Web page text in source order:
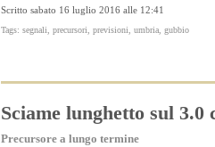
Scritto sabato 16 luglio 2016 alle 12:41
Tags: segnali, precursori, previsioni, umbria, gubbio
Sciame lunghetto sul
Precursore a lungo termine